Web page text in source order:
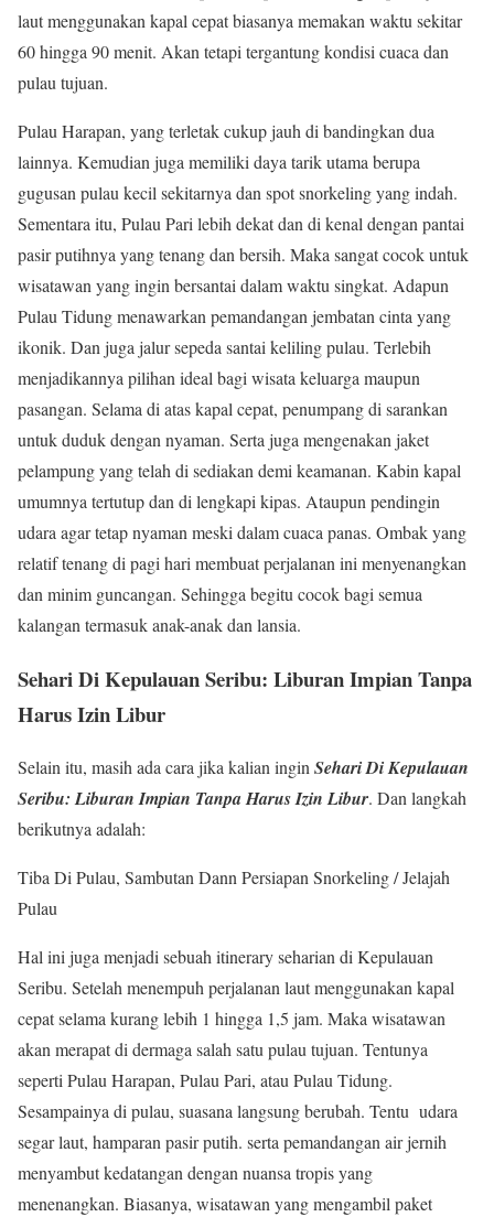
laut menggunakan kapal cepat biasanya memakan waktu sekitar
60 hingga 90 menit. Akan tetapi tergantung kondisi cuaca dan
pulau tujuan.
Pulau Harapan, yang terletak cukup jauh di bandingkan dua
lainnya. Kemudian juga memiliki daya tarik utama berupa
gugusan pulau kecil sekitarnya dan spot snorkeling yang indah.
Sementara itu, Pulau Pari lebih dekat dan di kenal dengan pantai
pasir putihnya yang tenang dan bersih. Maka sangat cocok untuk
wisatawan yang ingin bersantai dalam waktu singkat. Adapun
Pulau Tidung menawarkan pemandangan jembatan cinta yang
ikonik. Dan juga jalur sepeda santai keliling pulau. Terlebih
menjadikannya pilihan ideal bagi wisata keluarga maupun
pasangan. Selama di atas kapal cepat, penumpang di sarankan
untuk duduk dengan nyaman. Serta juga mengenakan jaket
pelampung yang telah di sediakan demi keamanan. Kabin kapal
umumnya tertutup dan di lengkapi kipas. Ataupun pendingin
udara agar tetap nyaman meski dalam cuaca panas. Ombak yang
relatif tenang di pagi hari membuat perjalanan ini menyenangkan
dan minim guncangan. Sehingga begitu cocok bagi semua
kalangan termasuk anak-anak dan lansia.
Sehari Di Kepulauan Seribu: Liburan Impian Tanpa
Harus Izin Libur
Selain itu, masih ada cara jika kalian inginSehari Di Kepulauan
Seribu: Liburan Impian Tanpa Harus Izin Libur. Dan langkah
berikutnya adalah:
Tiba Di Pulau, Sambutan Dann Persiapan Snorkeling / Jelajah
Pulau
Hal ini juga menjadi sebuah itinerary seharian di Kepulauan
Seribu. Setelah menempuh perjalanan laut menggunakan kapal
cepat selama kurang lebih 1 hingga 1,5 jam. Maka wisatawan
akan merapat di dermaga salah satu pulau tujuan. Tentunya
seperti Pulau Harapan, Pulau Pari, atau Pulau Tidung.
Sesampainya di pulau, suasana langsung berubah. Tentu udara
segar laut, hamparan pasir putih. serta pemandangan air jernih
menyambut kedatangan dengan nuansa tropis yang
menenangkan. Biasanya, wisatawan yang mengambil paket